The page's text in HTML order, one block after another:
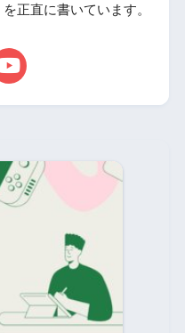
正直に書いています。